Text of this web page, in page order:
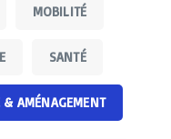
MOBILITÉ
SANTÉ
& AMÉNAGEMENT